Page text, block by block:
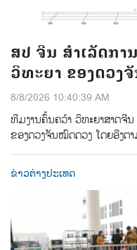
ສປ ຈີນ ສຳເລັດກ
ວິທະຍາ ຂອງດວ
8/8/2026 10:40:39 AM
ທີມ​ງານ​ຄົ້ນ​ຄວ້າ ​ວິ​ທະ​ຍາ​ສາດ​ຈີ
ຂອງ​ດວງ​ຈັນ​ໝົດ​ດວງ​ ໂດຍ​ອີງ​ຕ
ຂ່າວຕ່າງປະເທດ